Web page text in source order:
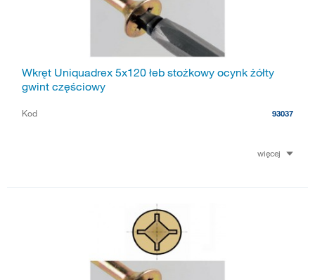
Wkręt Uniquadrex 5x120 łeb stożkowy ocynk żółty
gwint częściowy
Kod 93037
więcej